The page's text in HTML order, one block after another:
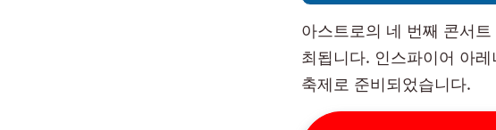
아스트로의 네 번째 콘서
최됩니다. 인스파이어 아
축제로 준비되었습니다.